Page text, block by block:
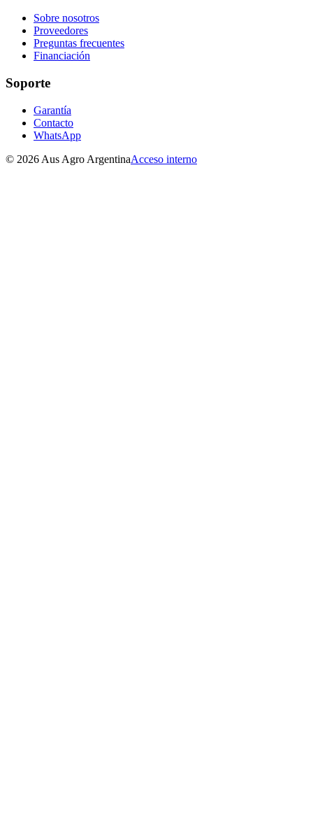
Sobre nosotros
Proveedores
Preguntas frecuentes
Financiación
Soporte
Garantía
Contacto
WhatsApp
© 2026 Aus Agro ArgentinaAcceso interno